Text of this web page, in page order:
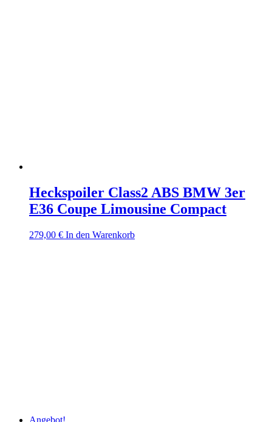
Heckspoiler Class2 ABS BMW 3er
E36 Coupe Limousine Compact
279,00 € In den Warenkorb
Angebot!